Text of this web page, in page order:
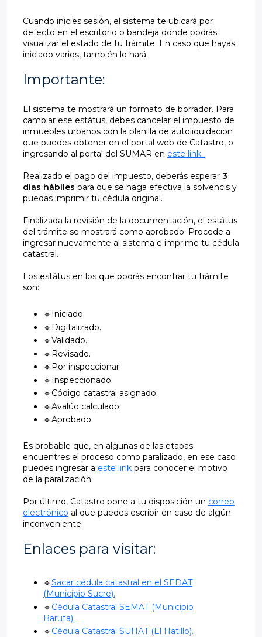
Cuando inicies sesión, el sistema te ubicará por
defecto en el escritorio o bandeja donde podrás
visualizar el estado de tu trámite. En caso que hayas
iniciado varios, también lo hará.
Importante:
El sistema te mostrará un formato de borrador. Para
cambiar ese estátus, debes cancelar el impuesto de
inmuebles urbanos con la planilla de autoliquidación
que puedes obtener en el portal web de Catastro, o
ingresando al portal del SUMAR en este link.
Realizado el pago del impuesto, deberás esperar 3
días hábiles para que se haga efectiva la solvencis y
puedas imprimir tu cédula original.
Finalizada la revisión de la documentación, el estátus
del trámite se mostrará como aprobado. Procede a
ingresar nuevamente al sistema e imprime tu cédula
catastral.
Los estátus en los que podrás encontrar tu trámite
son:
🔹Iniciado.
🔹Digitalizado.
🔹Validado.
🔹Revisado.
🔹Por inspeccionar.
🔹Inspeccionado.
🔹Código catastral asignado.
🔹Avalúo calculado.
🔹Aprobado.
Es probable que, en algunas de las etapas
encuentres el proceso como paralizado, en ese caso
puedes ingresar a este link para conocer el motivo
de la paralización.
Por último, Catastro pone a tu disposición un correo
electrónico al que puedes escribir en caso de algún
inconveniente.
Enlaces para visitar:
🔹Sacar cédula catastral en el SEDAT
(Municipio Sucre).
🔹 Cédula Catastral SEMAT (Municipio
Baruta).
🔹 Cédula Catastral SUHAT (El Hatillo).